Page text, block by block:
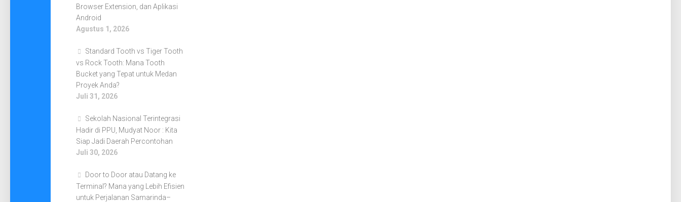
Browser Extension, dan Aplikasi
Android
Agustus 1, 2026
Standard Tooth vs Tiger Tooth
vs Rock Tooth: Mana Tooth
Bucket yang Tepat untuk Medan
Proyek Anda?
Juli 31, 2026
Sekolah Nasional Terintegrasi
Hadir di PPU, Mudyat Noor : Kita
Siap Jadi Daerah Percontohan
Juli 30, 2026
Door to Door atau Datang ke
Terminal? Mana yang Lebih Efisien
untuk Perjalanan Samarinda–